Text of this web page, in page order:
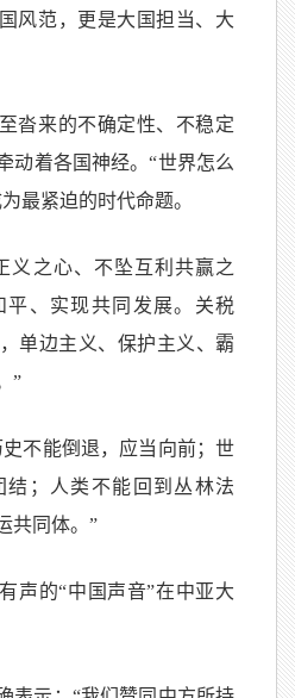
风范，更是大国担当、大
沓来的不确定性、不稳定
动着各国神经。“世界怎么
最紧迫的时代命题。
义之心、不坠互利共赢之
平、实现共同发展。关税
单边主义、保护主义、霸
”
不能倒退，应当向前；世
结；人类不能回到丛林法
共同体。”
声的“中国声音”在中亚大